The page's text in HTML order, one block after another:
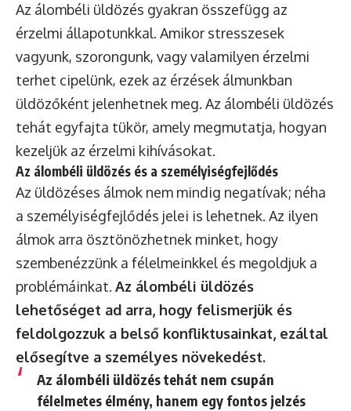
Az álombéli üldözés gyakran összefügg az
érzelmi állapotunkkal. Amikor stresszesek
vagyunk, szorongunk, vagy valamilyen érzelmi
terhet cipelünk, ezek az érzések álmunkban
üldözőként jelenhetnek meg. Az álombéli üldözés
tehát egyfajta tükör, amely megmutatja, hogyan
kezeljük az érzelmi kihívásokat.
Az álombéli üldözés és a személyiségfejlődés
Az üldözéses álmok nem mindig negatívak; néha
a személyiségfejlődés jelei is lehetnek. Az ilyen
álmok arra ösztönözhetnek minket, hogy
szembenézzünk a félelmeinkkel és megoldjuk a
problémáinkat. Az álombéli üldözés
lehetőséget ad arra, hogy felismerjük és
feldolgozzuk a belső konfliktusainkat, ezáltal
elősegítve a személyes növekedést.
Az álombéli üldözés tehát nem csupán
félelmetes élmény, hanem egy fontos jelzés